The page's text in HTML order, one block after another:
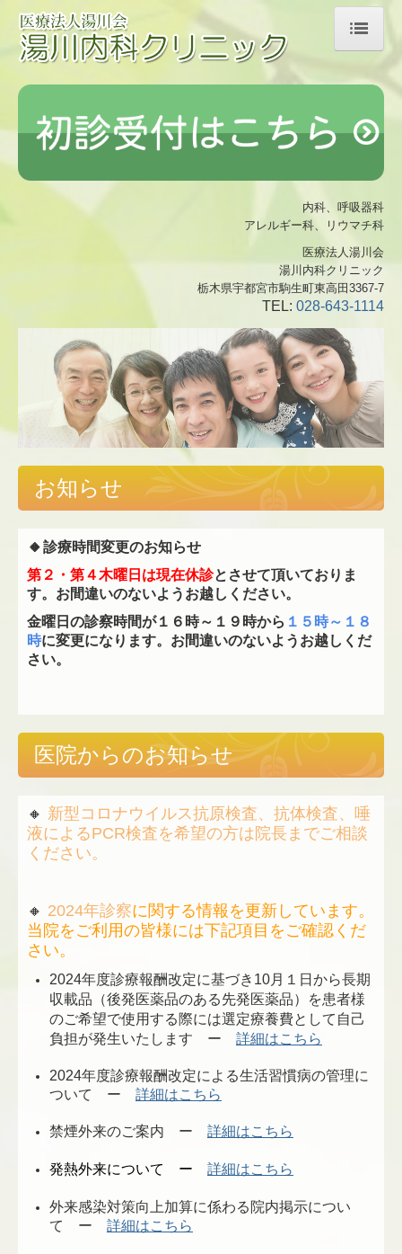
医師の紹介
診療のご案内
院内紹介
内科、呼吸器科
アレルギー科、リウマチ科
医療法人湯川会
湯川内科クリニック
栃木県宇都宮市駒生町東高田3367-7
TEL: 028-643-1114
お知らせ
🔸診療時間変更のお知らせ
第２・第４木曜日は現在休診とさせて頂いておりま
す。お間違いのないようお越しください。
金曜日の診察時間が１６時～１９時から １５時～１８
時に変更になります。お間違いのないようお越しくだ
さい。
医院からのお知らせ
🔸 新型コロナウイルス抗原検査、抗体検査、唾
液によるPCR検査を希望の方は院長までご相談
ください。
🔸 2024年診察に関する情報を更新しています。
当院をご利用の皆様には下記項目をご確認くだ
さい。
2024年度診療報酬改定に基づき10月１日から長期
収載品（後発医薬品のある先発医薬品）を患者様
のご希望で使用する際には選定療養費として自己
負担が発生いたします ー 詳細はこちら
2024年度診療報酬改定による生活習慣病の管理に
ついて ー 詳細はこちら
禁煙外来のご案内 ー 詳細はこちら
発熱外来について ー 詳細はこちら
外来感染対策向上加算に係わる院内掲示につい
て ー 詳細はこちら